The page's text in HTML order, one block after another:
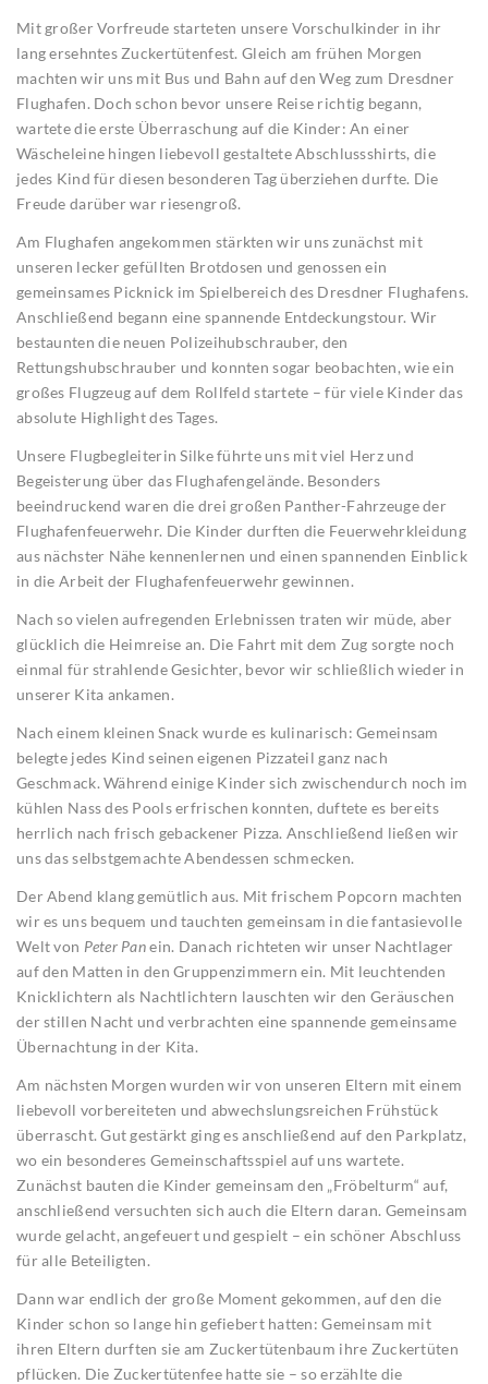
Mit großer Vorfreude starteten unsere Vorschulkinder in ihr
lang ersehntes Zuckertütenfest. Gleich am frühen Morgen
machten wir uns mit Bus und Bahn auf den Weg zum Dresdner
Flughafen. Doch schon bevor unsere Reise richtig begann,
wartete die erste Überraschung auf die Kinder: An einer
Wäscheleine hingen liebevoll gestaltete Abschlussshirts, die
jedes Kind für diesen besonderen Tag überziehen durfte. Die
Freude darüber war riesengroß.
Am Flughafen angekommen stärkten wir uns zunächst mit
unseren lecker gefüllten Brotdosen und genossen ein
gemeinsames Picknick im Spielbereich des Dresdner Flughafens.
Anschließend begann eine spannende Entdeckungstour. Wir
bestaunten die neuen Polizeihubschrauber, den
Rettungshubschrauber und konnten sogar beobachten, wie ein
großes Flugzeug auf dem Rollfeld startete – für viele Kinder das
absolute Highlight des Tages.
Unsere Flugbegleiterin Silke führte uns mit viel Herz und
Begeisterung über das Flughafengelände. Besonders
beeindruckend waren die drei großen Panther-Fahrzeuge der
Flughafenfeuerwehr. Die Kinder durften die Feuerwehrkleidung
aus nächster Nähe kennenlernen und einen spannenden Einblick
in die Arbeit der Flughafenfeuerwehr gewinnen.
Nach so vielen aufregenden Erlebnissen traten wir müde, aber
glücklich die Heimreise an. Die Fahrt mit dem Zug sorgte noch
einmal für strahlende Gesichter, bevor wir schließlich wieder in
unserer Kita ankamen.
Nach einem kleinen Snack wurde es kulinarisch: Gemeinsam
belegte jedes Kind seinen eigenen Pizzateil ganz nach
Geschmack. Während einige Kinder sich zwischendurch noch im
kühlen Nass des Pools erfrischen konnten, duftete es bereits
herrlich nach frisch gebackener Pizza. Anschließend ließen wir
uns das selbstgemachte Abendessen schmecken.
Der Abend klang gemütlich aus. Mit frischem Popcorn machten
wir es uns bequem und tauchten gemeinsam in die fantasievolle
Welt von Peter Panein. Danach richteten wir unser Nachtlager
auf den Matten in den Gruppenzimmern ein. Mit leuchtenden
Knicklichtern als Nachtlichtern lauschten wir den Geräuschen
der stillen Nacht und verbrachten eine spannende gemeinsame
Übernachtung in der Kita.
Am nächsten Morgen wurden wir von unseren Eltern mit einem
liebevoll vorbereiteten und abwechslungsreichen Frühstück
überrascht. Gut gestärkt ging es anschließend auf den Parkplatz,
wo ein besonderes Gemeinschaftsspiel auf uns wartete.
Zunächst bauten die Kinder gemeinsam den „Fröbelturm“ auf,
anschließend versuchten sich auch die Eltern daran. Gemeinsam
wurde gelacht, angefeuert und gespielt – ein schöner Abschluss
für alle Beteiligten.
Dann war endlich der große Moment gekommen, auf den die
Kinder schon so lange hin gefiebert hatten: Gemeinsam mit
ihren Eltern durften sie am Zuckertütenbaum ihre Zuckertüten
pflücken. Die Zuckertütenfee hatte sie – so erzählte die